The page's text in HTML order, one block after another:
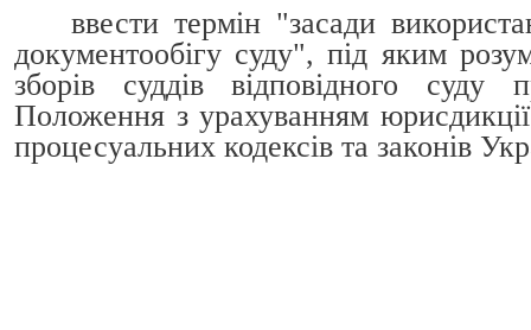
ввести термін "засади
документообігу суду", під яким
зборів суддів відповідного суду
Положення з урахуванням
процесуальних кодексів та законів